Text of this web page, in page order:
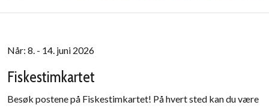
Når: 8. - 14. juni 2026
Fiskestimkartet
Besøk postene på Fiskestimkartet! På hvert sted kan du være